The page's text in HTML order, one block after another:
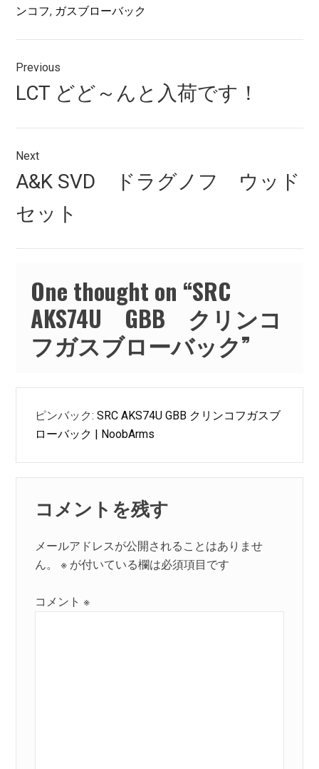
ンコフ, ガスブローバック
投
稿
ナ
ビ
ゲ
ー
シ
ョ
Previous
Previous
post:
LCT どど～んと入荷です！
Next
Next
post:
A&K SVD ドラグノフ ウッド
セット
One thought on “SRC
AKS74U GBB クリンコ
フガスブローバック”
ピンバック:SRC AKS74U GBB クリンコフガスブ
ローバック | NoobArms
コメントを残す
メールアドレスが公開されることはありませ
ん。
※ が付いている欄は必須項目です
コメント※